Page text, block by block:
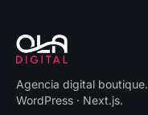
Agencia digital boutique.
WordPress · Next.js.